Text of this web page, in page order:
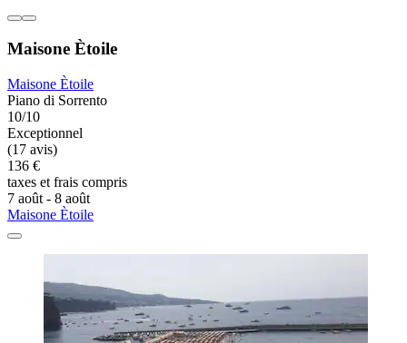
Maisone Ètoile
Maisone Ètoile
Piano di Sorrento
10/10
Exceptionnel
(17 avis)
136 €
taxes et frais compris
7 août - 8 août
Maisone Ètoile